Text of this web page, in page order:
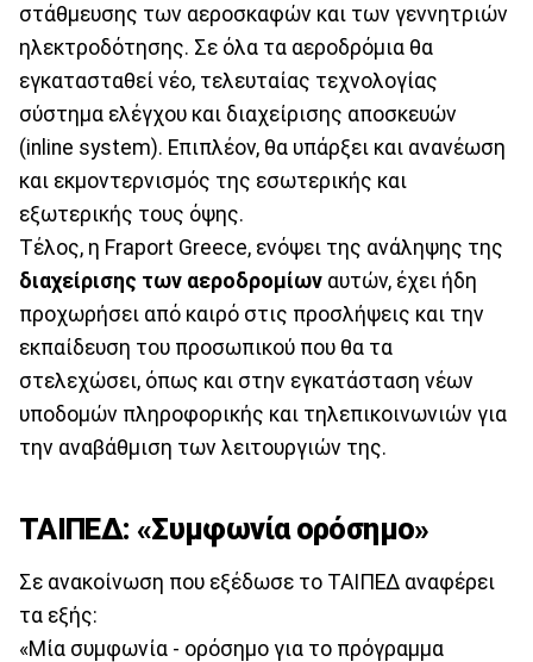
στάθμευσης των αεροσκαφών και των γεννητριών
ηλεκτροδότησης. Σε όλα τα αεροδρόμια θα
εγκατασταθεί νέο, τελευταίας τεχνολογίας
σύστημα ελέγχου και διαχείρισης αποσκευών
(inline system). Επιπλέον, θα υπάρξει και ανανέωση
και εκμοντερνισμός της εσωτερικής και
εξωτερικής τους όψης.
Τέλος, η Fraport Greece, ενόψει της ανάληψης της
διαχείρισης των αεροδρομίων αυτών, έχει ήδη
προχωρήσει από καιρό στις προσλήψεις και την
εκπαίδευση του προσωπικού που θα τα
στελεχώσει, όπως και στην εγκατάσταση νέων
υποδομών πληροφορικής και τηλεπικοινωνιών για
την αναβάθμιση των λειτουργιών της.
ΤΑΙΠΕΔ: «Συμφωνία ορόσημο»
Σε ανακοίνωση που εξέδωσε το ΤΑΙΠΕΔ αναφέρει
τα εξής:
«Μία συμφωνία - ορόσημο για το πρόγραμμα